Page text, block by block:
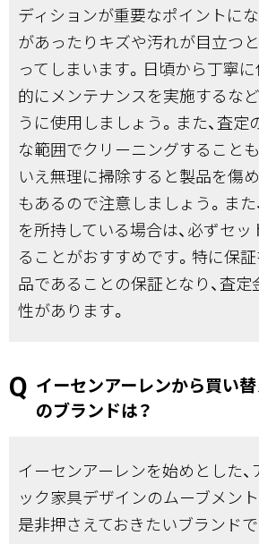
ディションが重要なポイントに
があったりキズや汚れが目立つ
ってしまいます。日頃から丁寧
的にメンテナンスを実施するな
うに使用しましょう。また、査
な範囲でクリーニングすること
いえ無理に掃除すると製品を傷
もあるので注意しましょう。ま
を所持している場合は、必ずセ
ることがおすすめです。特に保
品であることの保証となり、査
性があります。
イーセンアーレンから買い
のブランドは？
イーセンアーレンを始めとした
ック家具デザインのムーブメン
是非押さえておきたいブランドで